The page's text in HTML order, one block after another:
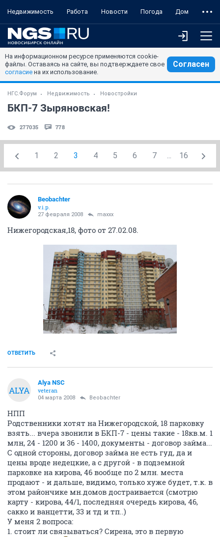
Недвижимость Работа Новости Погода Дом
На информационном ресурсе применяются cookie-
файлы. Оставаясь на сайте, вы подтверждаете свое
согласие на их использование.
Согласен
НГС.Форум Недвижимость Новостройки
БКП-7 Зыряновская!
277035 778
1 2 3 4 5 6 7 ... 16
Beobachter
v.i.p.
27 февраля 2008 maxxx
Нижегородская,18, фото от 27.02.08.
ОТВЕТИТЬ
ALYA
Alya NSC
veteran
04 марта 2008 Beobachter
НПП
Родственники хотят на Нижегородской, 18 парковку
взять... вчера звонили в БКП-7 - цены такие - 18кв.м. 1
млн, 24 - 1200 и 36 - 1400, документы - договор займа...
С одной стороны, договор займа не есть гуд, да и
цены вроде недецкие, а с другой - в подземной
парковке на кирова, 46 вообще по 2 млн. места
продают - и дальше, видимо, только хуже будет, т.к. в
этом райончике мн.домов достраивается (смотрю
карту - кирова, 44/1, последняя очередь кирова, 46,
сакко и ванцетти, 33 и тд и тп..)
У меня 2 вопроса:
1. стоит ли связываться? Сирена, это в первую